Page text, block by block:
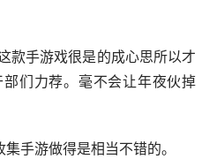
款手游戏很是的成心思所以才
们力荐。毫不会让年夜伙掉
手游做得是相当不错的。